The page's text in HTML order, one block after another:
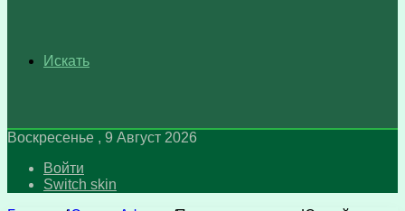
Искать
Воскресенье , 9 Август 2026
Войти
Switch skin